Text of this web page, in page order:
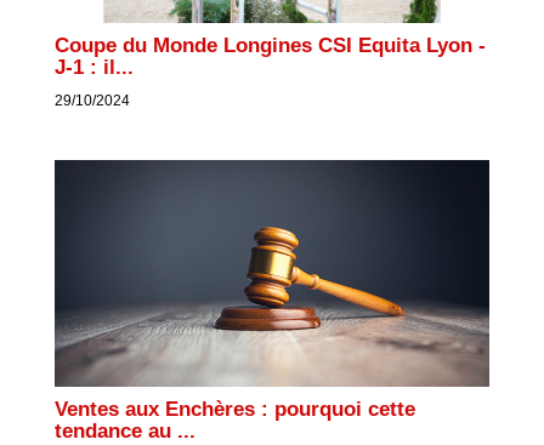
Coupe du Monde Longines CSI Equita Lyon -
J-1 : il...
29/10/2024
Ventes aux Enchères : pourquoi cette
tendance au ...